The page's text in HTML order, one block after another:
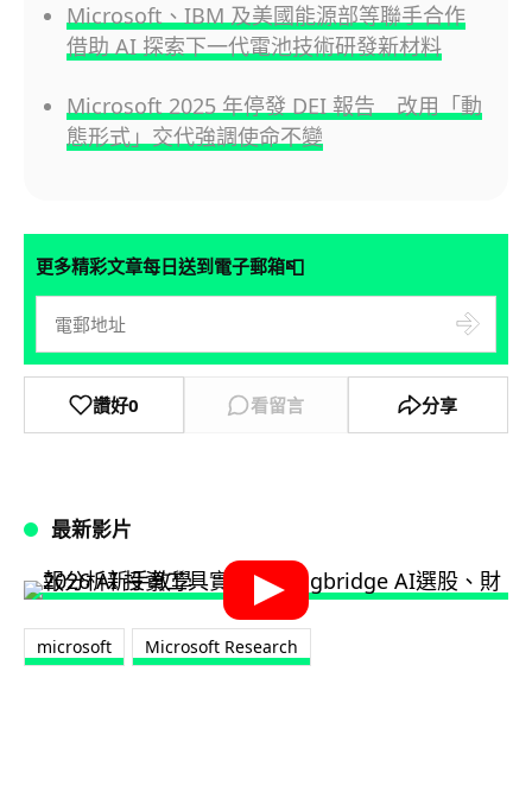
Microsoft、IBM 及美國能源部等聯手合作
借助 AI 探索下一代電池技術研發新材料
Microsoft 2025 年停發 DEI 報告 改用「動
態形式」交代強調使命不變
更多精彩文章每日送到電子郵箱📮
讚好0 看留言 分享
最新影片
microsoft Microsoft Research